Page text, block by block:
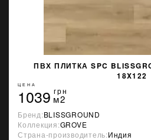
ПВХ ПЛИТКА SPC
18X122
ЦЕНА
1039 грн
м2
Бренд:BLISSGROUND
Коллекция:GROVE
Страна-производитель:Индия